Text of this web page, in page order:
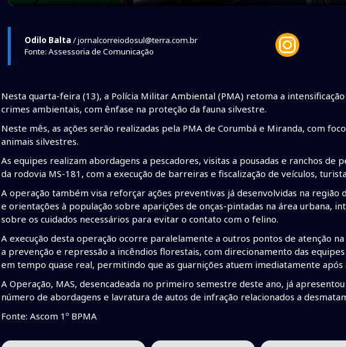
Odilo Balta / jornalcorreiodosul@terra.com.br
Fonte: Assessoria de Comunicação
Nesta quarta-feira (13), a Polícia Militar Ambiental (PMA) retoma a
crimes ambientais, com ênfase na proteção da fauna silvestre.
Neste mês, as ações serão realizadas pela PMA de Corumbá e Miranda, com
animais silvestres.
As equipes realizam abordagens a pescadores, visitas a pousadas e ranchos de
da rodovia MS-181, com a execução de barreiras e fiscalização de veículos,
A operação também visa reforçar ações preventivas já desenvolvidas na região
e orientações à população sobre aparições de onças-pintadas na área urbana,
sobre os cuidados necessários para evitar o contato com o felino.
A execução desta operação ocorre paralelamente a outros pontos de atenção
a prevenção e repressão a incêndios florestais, com direcionamento das
em tempo quase real, permitindo que as guarnições atuem imediatamente após
A Operação, MAS, desencadeada no primeiro semestre deste ano, já
número de abordagens e lavratura de autos de infração relacionados a
Fonte: Ascom 1º BPMA